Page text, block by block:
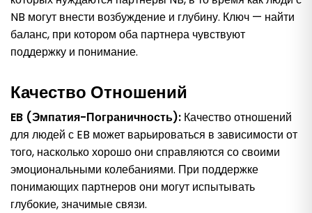
NB могут внести возбуждение и глубину. Ключ — найти
баланс, при котором оба партнера чувствуют
поддержку и понимание.
Качество Отношений
EB (Эмпатия-Пограничность): Качество отношений
для людей с EB может варьироваться в зависимости от
того, насколько хорошо они справляются со своими
эмоциональными колебаниями. При поддержке
понимающих партнеров они могут испытывать
глубокие, значимые связи.